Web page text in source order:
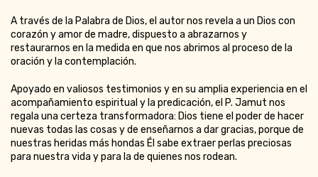
A través de la Palabra de Dios, el autor nos revela a un Dios con
corazón y amor de madre, dispuesto a abrazarnos y
restaurarnos en la medida en que nos abrimos al proceso de la
oración y la contemplación.
Apoyado en valiosos testimonios y en su amplia experiencia en el
acompañamiento espiritual y la predicación, el P. Jamut nos
regala una certeza transformadora: Dios tiene el poder de hacer
nuevas todas las cosas y de enseñarnos a dar gracias, porque de
nuestras heridas más hondas Él sabe extraer perlas preciosas
para nuestra vida y para la de quienes nos rodean.